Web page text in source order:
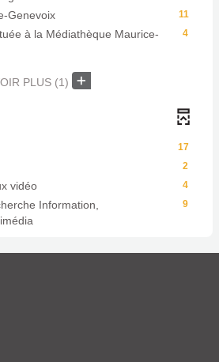
11
Genevoix
4
à la Médiathèque Maurice-
PLUS (1)
17
2
4
vidéo
9
Information,